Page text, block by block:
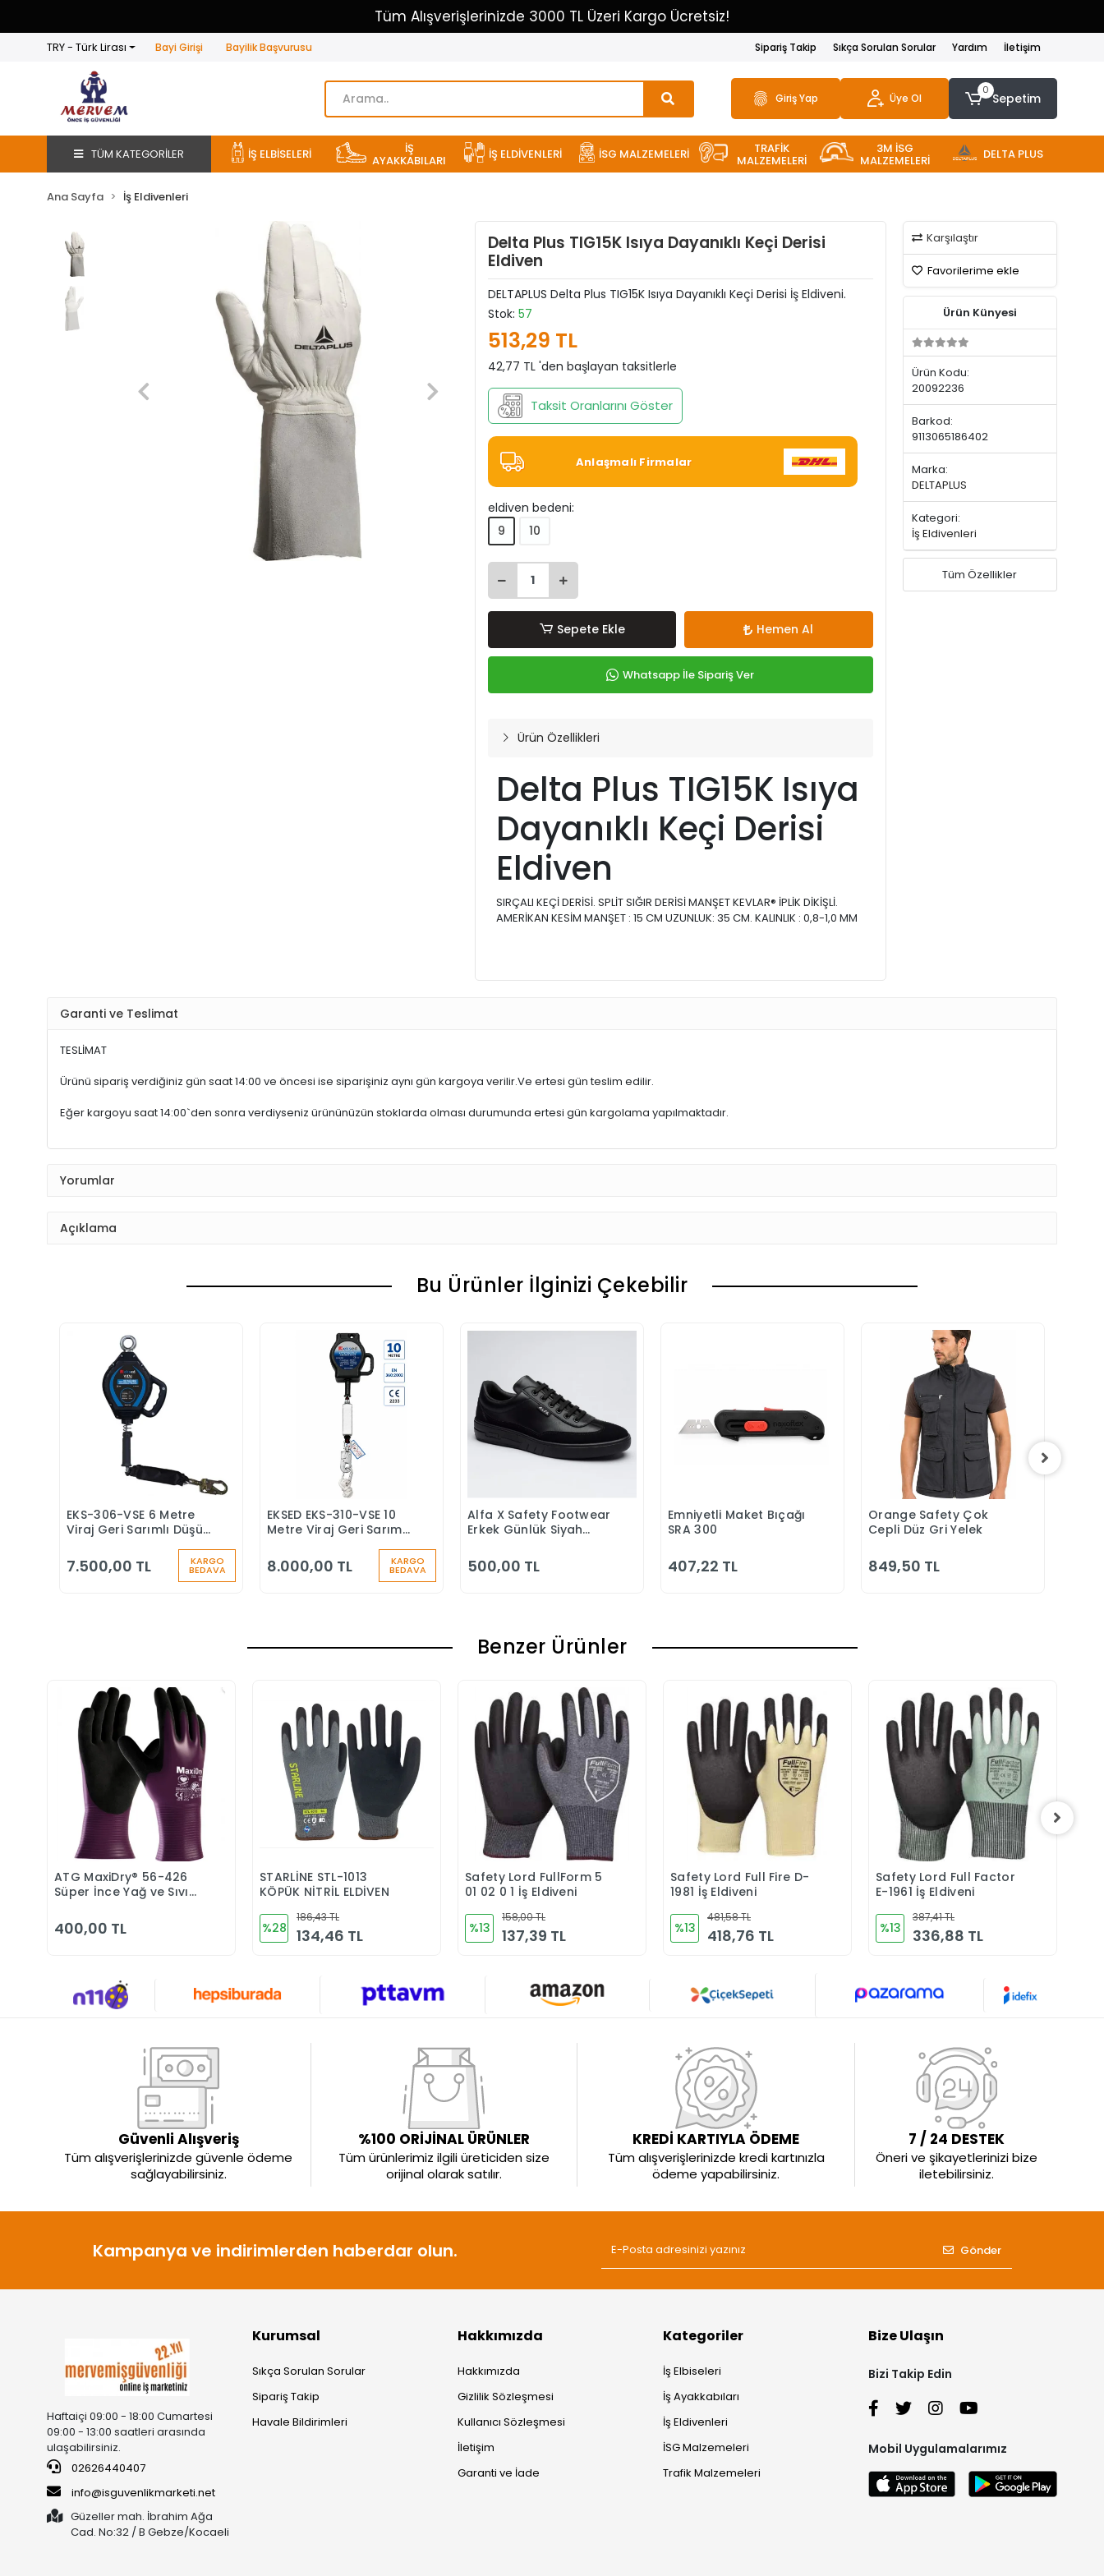
Tüm Alışverişlerinizde 3000 TL Üzeri Kargo Ücretsiz!
TRY - Türk Lirası Bayi Girişi Bayilik Başvurusu Sipariş Takip Sıkça Sorulan Sorular Yardım İletişim
Giriş Yap Üye Ol
0
Sepetim
TÜM KATEGORİLER İŞ ELBİSELERİ İŞ
AYAKKABILARI İŞ ELDİVENLERİ İSG MALZEMELERİ TRAFİK
MALZEMELERİ
3M İSG
MALZEMELERİ DELTA PLUS
Ana Sayfa İş Eldivenleri
Delta Plus TIG15K Isıya Dayanıklı Keçi Derisi
Eldiven
DELTAPLUS Delta Plus TIG15K Isıya Dayanıklı Keçi Derisi İş Eldiveni.
Stok: 57
513,29 TL
42,77 TL 'den başlayan taksitlerle
Taksit Oranlarını Göster
Anlaşmalı Firmalar
eldiven bedeni:
9
10
Sepete Ekle Hemen Al
Whatsapp İle Sipariş Ver
Ürün Özellikleri
Delta Plus TIG15K Isıya
Dayanıklı Keçi Derisi
Eldiven
SIRÇALI KEÇİ DERİSİ. SPLİT SIĞIR DERİSİ MANŞET KEVLAR® İPLİK DİKİŞLİ.
AMERİKAN KESİM MANŞET : 15 CM UZUNLUK: 35 CM. KALINLIK : 0,8-1,0 MM
Karşılaştır
Favorilerime ekle
Ürün Künyesi
Ürün Kodu:
20092236
Barkod:
9113065186402
Marka:
DELTAPLUS
Kategori:
İş Eldivenleri
Tüm Özellikler
Garanti ve Teslimat
TESLİMAT
Ürünü sipariş verdiğiniz gün saat 14:00 ve öncesi ise siparişiniz aynı gün kargoya verilir.Ve ertesi gün teslim edilir.
Eğer kargoyu saat 14:00`den sonra verdiyseniz ürününüzün stoklarda olması durumunda ertesi gün kargolama yapılmaktadır.
Yorumlar
Açıklama
Bu Ürünler İlginizi Çekebilir
Sepete Ekle
EKS-306-VSE 6 Metre
Viraj Geri Sarımlı Düşüş
Kenar
7.500,00 TL KARGO
BEDAVA
Sepete Ekle
EKSED EKS-310-VSE 10
Metre Viraj Geri Sarımlı
8.000,00 TL KARGO
BEDAVA
Sepete Ekle
Alfa X Safety Footwear
Erkek Günlük Siyah
500,00 TL
Sepete Ekle
Emniyetli Maket Bıçağı
SRA 300
407,22 TL
Sepete Ekle
Orange Safety Çok
Cepli Düz Gri Yelek
849,50 TL
Benzer Ürünler
Sepete Ekle
ATG MaxiDry® 56-426
Süper İnce Yağ ve Sıvı
Dayanımlı İş Eldiveni
400,00 TL
Sepete Ekle
STARLİNE STL-1013
KÖPÜK NİTRİL ELDİVEN
%28
186,43 TL
134,46 TL
Sepete Ekle
Safety Lord FullForm 5
01 02 0 1 İş Eldiveni
%13
158,00 TL
137,39 TL
Sepete Ekle
Safety Lord Full Fire D-
1981 İş Eldiveni
%13
481,58 TL
418,76 TL
Sepete Ekle
Safety Lord Full Factor
E-1961 İş Eldiveni
%13
387,41 TL
336,88 TL
Güvenli Alışveriş
Tüm alışverişlerinizde güvenle ödeme
sağlayabilirsiniz.
%100 ORİJİNAL ÜRÜNLER
Tüm ürünlerimiz ilgili üreticiden size
orijinal olarak satılır.
KREDİ KARTIYLA ÖDEME
Tüm alışverişlerinizde kredi kartınızla
ödeme yapabilirsiniz.
7 / 24 DESTEK
Öneri ve şikayetlerinizi bize
iletebilirsiniz.
Kampanya ve indirimlerden haberdar olun. Gönder
Haftaiçi 09:00 - 18:00 Cumartesi
09:00 - 13:00 saatleri arasında
ulaşabilirsiniz.
02626440407
info@isguvenlikmarketi.net
Güzeller mah. İbrahim Ağa
Cad. No:32 / B Gebze/Kocaeli
Kurumsal
Sıkça Sorulan Sorular
Sipariş Takip
Havale Bildirimleri
Hakkımızda
Hakkımızda
Gizlilik Sözleşmesi
Kullanıcı Sözleşmesi
İletişim
Garanti ve İade
Kategoriler
İş Elbiseleri
İş Ayakkabıları
İş Eldivenleri
İSG Malzemeleri
Trafik Malzemeleri
Bize Ulaşın
Bizi Takip Edin
Mobil Uygulamalarımız